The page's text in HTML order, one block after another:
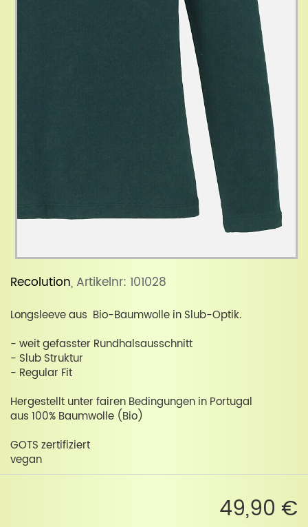
Recolution, Artikelnr: 101028
Longsleeve aus Bio-Baumwolle in Slub-Optik.
- weit gefasster Rundhalsausschnitt
- Slub Struktur
- Regular Fit
Hergestellt unter fairen Bedingungen in Portugal
aus 100% Baumwolle (Bio)
GOTS zertifiziert
vegan
49,90 €